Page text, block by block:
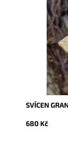
Dostupnost:
SVÍCEN
680 Kč